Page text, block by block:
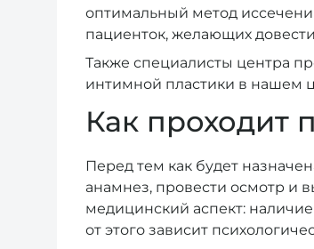
оптимальный метод
пациенток, желающих
Также специалисты центра
интимной пластики в нашем
Как проходит
Перед тем как будет
анамнез, провести осмотр и
медицинский аспект:
от этого зависит